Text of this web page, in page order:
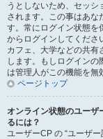
うとしないため、セッ
されます。この事はあな
す。常にログイン状態を
からログインしてくださ
カフェ、大学などの共有
します。もしログイン
は管理人がこの機能を無
ページトップ
オンライン状態のユーザ
るには？
ユーザーCP の “ユーザ